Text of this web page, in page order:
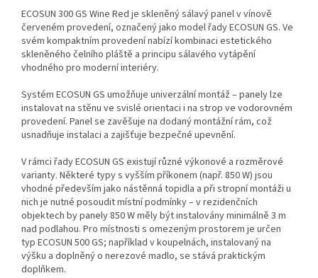
ECOSUN 300 GS Wine Red je skleněný sálavý panel v vínově
červeném provedení, označený jako model řady ECOSUN GS. Ve
svém kompaktním provedení nabízí kombinaci estetického
skleněného čelního pláště a principu sálavého vytápění
vhodného pro moderní interiéry.
Systém ECOSUN GS umožňuje univerzální montáž – panely lze
instalovat na stěnu ve svislé orientaci i na strop ve vodorovném
provedení. Panel se zavěšuje na dodaný montážní rám, což
usnadňuje instalaci a zajišťuje bezpečné upevnění.
V rámci řady ECOSUN GS existují různé výkonové a rozměrové
varianty. Některé typy s vyšším příkonem (např. 850 W) jsou
vhodné především jako nástěnná topidla a při stropní montáži u
nich je nutné posoudit místní podmínky – v rezidenčních
objektech by panely 850 W měly být instalovány minimálně 3 m
nad podlahou. Pro místnosti s omezeným prostorem je určen
typ ECOSUN 500 GS; například v koupelnách, instalovaný na
výšku a doplněný o nerezové madlo, se stává praktickým
doplňkem.